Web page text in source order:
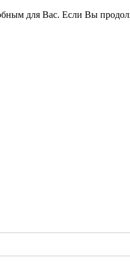
для Вас. Если Вы